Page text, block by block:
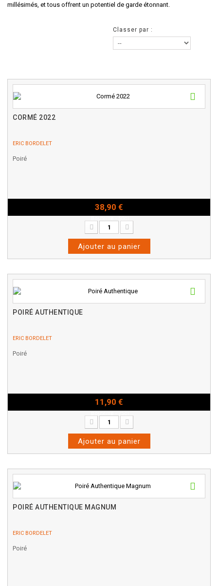
millésimés, et tous offrent un potentiel de garde étonnant.
Classer par :
CORMÉ 2022
ERIC BORDELET
Poiré
38,90 €
Ajouter au panier
POIRÉ AUTHENTIQUE
ERIC BORDELET
Poiré
11,90 €
Ajouter au panier
POIRÉ AUTHENTIQUE MAGNUM
ERIC BORDELET
Poiré